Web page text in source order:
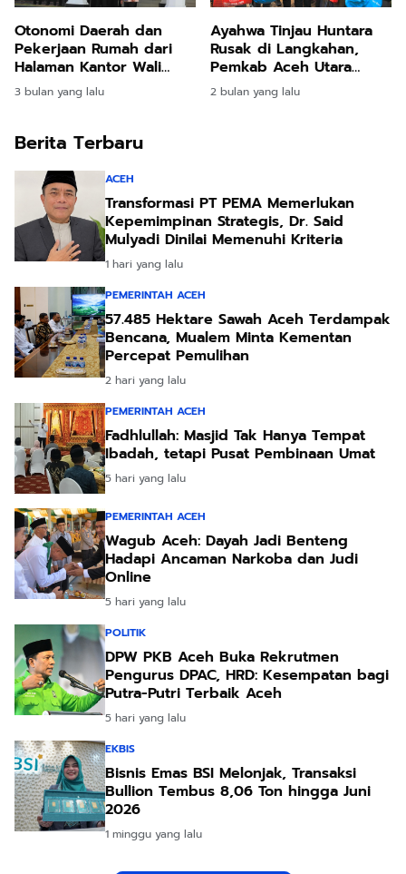
Otonomi Daerah dan
Pekerjaan Rumah dari
Halaman Kantor Wali
Kota
3 bulan yang lalu
Ayahwa Tinjau Huntara
Rusak di Langkahan,
Pemkab Aceh Utara
Percepat Penanganan
Pascabencana
2 bulan yang lalu
Berita Terbaru
ACEH
Transformasi PT PEMA Memerlukan
Kepemimpinan Strategis, Dr. Said
Mulyadi Dinilai Memenuhi Kriteria
1 hari yang lalu
PEMERINTAH ACEH
57.485 Hektare Sawah Aceh Terdampak
Bencana, Mualem Minta Kementan
Percepat Pemulihan
2 hari yang lalu
PEMERINTAH ACEH
Fadhlullah: Masjid Tak Hanya Tempat
Ibadah, tetapi Pusat Pembinaan Umat
5 hari yang lalu
PEMERINTAH ACEH
Wagub Aceh: Dayah Jadi Benteng
Hadapi Ancaman Narkoba dan Judi
Online
5 hari yang lalu
POLITIK
DPW PKB Aceh Buka Rekrutmen
Pengurus DPAC, HRD: Kesempatan bagi
Putra-Putri Terbaik Aceh
5 hari yang lalu
EKBIS
Bisnis Emas BSI Melonjak, Transaksi
Bullion Tembus 8,06 Ton hingga Juni
2026
1 minggu yang lalu